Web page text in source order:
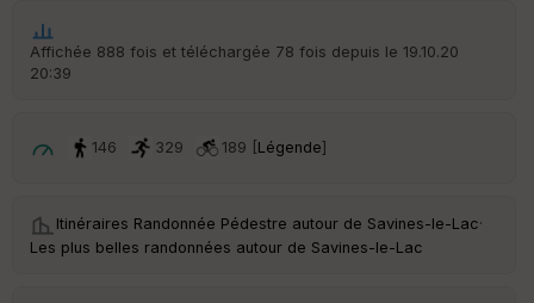
Affichée 888 fois et téléchargée 78 fois depuis le 19.10.20
20:39
146 329 189 [Légende]
Itinéraires Randonnée Pédestre autour de Savines-le-Lac·
Les plus belles randonnées autour de Savines-le-Lac